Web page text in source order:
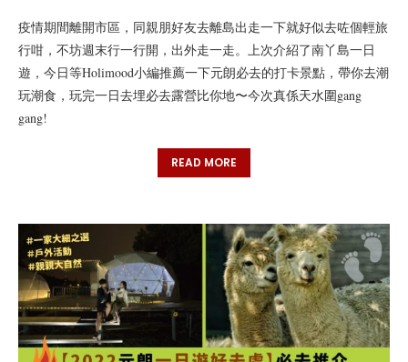
疫情期間離開市區，同親朋好友去離島出走一下就好似去咗個輕旅
行咁，不坊週末行一行開，出外走一走。上次介紹了南丫島一日
遊，今日等Holimood小編推薦一下元朗必去的打卡景點，帶你去潮
玩潮食，玩完一日去埋必去露營比你地〜今次真係天水圍gang
gang!
READ MORE